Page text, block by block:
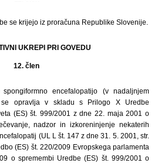
se krijejo iz proračuna Republike Slovenije.
UKREPI PRI GOVEDU
12. člen
encefalopatijo (v nadaljnjem
opravlja v skladu s Prilogo X Uredbe
(ES) št. 999/2001 z dne 22. maja 2001 o
nadzor in izkoreninjenje nekaterih
(UL L št. 147 z dne 31. 5. 2001, str.
(ES) št. 220/2009 Evropskega parlamenta
o spremembi Uredbe (ES) št. 999/2001 o